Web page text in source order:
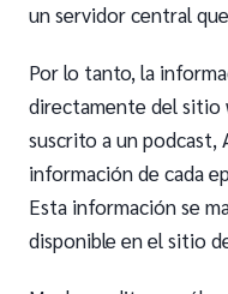
un servidor central
Por lo tanto, la
directamente del sitio
suscrito a un podcast,
información de cada
Esta información se
disponible en el sitio